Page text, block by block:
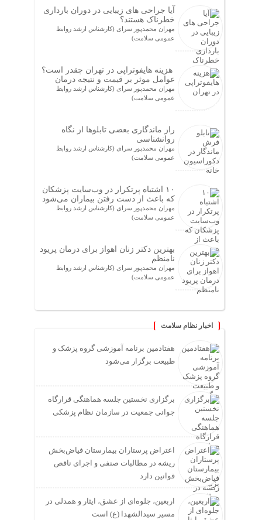
آیا جراحی های زیبایی در دوران بارداری
خطرناک هستند؟
مهران محمدپور سرای (کارشناس ارشد روابط
عمومی سلامت)
هزینه هایفوتراپی در تهران چقدر است؟
عوامل موثر بر قیمت و نتیجه درمان
مهران محمدپور سرای (کارشناس ارشد روابط
عمومی سلامت)
راز ماندگاری بعضی تابلوها از نگاه
روانشناسی
مهران محمدپور سرای (کارشناس ارشد روابط
عمومی سلامت)
۱۰ اشتباه پرتکرار در وب‌سایت پزشکان
که باعث از دست رفتن بیماران می‌شود
مهران محمدپور سرای (کارشناس ارشد روابط
عمومی سلامت)
بهترین دکتر زنان اهواز برای درمان پریود
نامنظم
مهران محمدپور سرای (کارشناس ارشد روابط
عمومی سلامت)
اخبار نظام سلامت
هفتادمین برنامه آموزشی گروه پزشک و
طبیعت برگزار می‌شود
برگزاری نخستین جلسه هماهنگی قرارگاه
جوانی جمعیت در سازمان نظام پزشکی
اعتراض پرستاران بیمارستان فیاض‌بخش
ریشه در مطالبات صنفی و اجرای ناقص
قوانین دارد
اربعین، جلوه‌ای از عشق، ایثار و همدلی در
مسیر سیدالشهدا (ع) است